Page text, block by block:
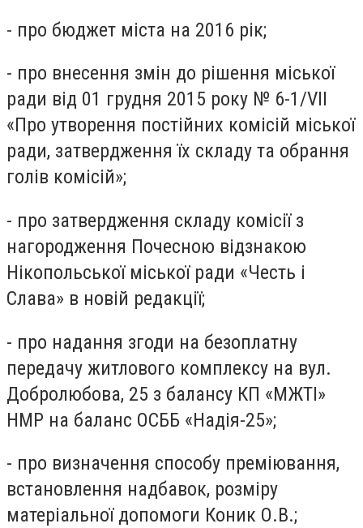
- про бюджет міста на 2016 рік;
- про внесення змін до рішення міської
ради від 01 грудня 2015 року № 6-1/VII
«Про утворення постійних комісій міської
ради, затвердження їх складу та обрання
голів комісій»;
- про затвердження складу комісії з
нагородження Почесною відзнакою
Нікопольської міської ради «Честь і
Слава» в новій редакції;
- про надання згоди на безоплатну
передачу житлового комплексу на вул.
Добролюбова, 25 з балансу КП «МЖТІ»
НМР на баланс ОСББ «Надія-25»;
- про визначення способу преміювання,
встановлення надбавок, розміру
матеріальної допомоги Коник О.В.;